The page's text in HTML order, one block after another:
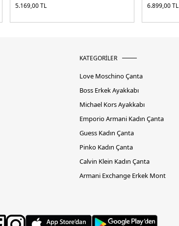
5.169,00TL
6.899,00TL
KATEGORİLER
Love Moschino Çanta
Boss Erkek Ayakkabı
Michael Kors Ayakkabı
Emporio Armani Kadın Çanta
Guess Kadın Çanta
Pinko Kadın Çanta
Calvin Klein Kadın Çanta
Armani Exchange Erkek Mont